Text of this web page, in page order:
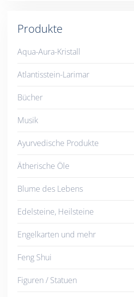
Produkte
Aqua-Aura-Kristall
Atlantisstein-Larimar
Bücher
Musik
Ayurvedische Produkte
Ätherische Öle
Blume des Lebens
Edelsteine, Heilsteine
Engelkarten und mehr
Feng Shui
Figuren / Statuen